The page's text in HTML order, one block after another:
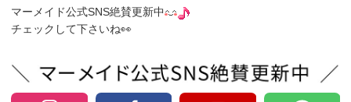
マーメイド公式SNS絶賛更新中
チェックして下さいね👀